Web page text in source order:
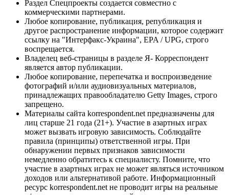
Раздел Спецпроекты создается совместно с
коммерческими партнерами.
Любое копирование, публикация, републикация и
другое распространение информации, которое содержит
ссылку на "Интерфакс-Украина", EPA / UPG, строго
воспрещается.
Владелец веб-страницы в разделе Я- Корреспондент
является автор публикации.
Любое копирование, перепечатка и воспроизведение
фотографий и/или аудиовизуальных материалов,
принадлежащих правообладателю Getty Images, строго
запрещено.
Материалы сайта korrespondent.net предназначены для
лиц старше 21 года (21+). Участие в азартных играх
может вызвать игровую зависимость. Соблюдайте
правила (принципы) ответственной игры. При
обнаружении первых признаков зависимости
немедленно обратитесь к специалисту. Помните, что
участие в азартных играх не может являться источником
доходов или альтернативой работе. Информационный
ресурс korrespondent.net не проводит игры на реальные